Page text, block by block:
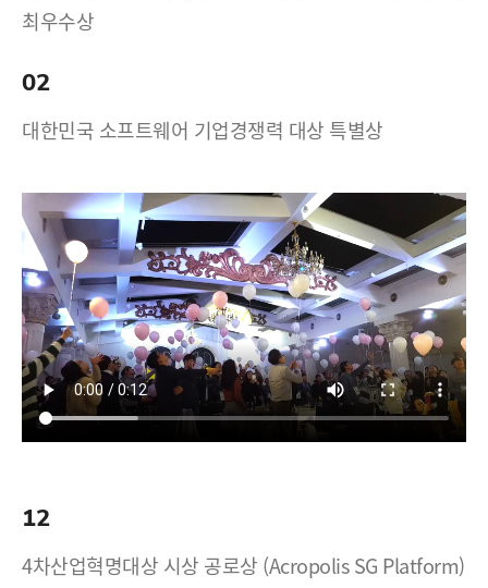
최우수상
02
대한민국 소프트웨어 기업경쟁력 대상 특별상
17
12
4차산업혁명대상 시상 공로상 (Acropolis SG Platform)